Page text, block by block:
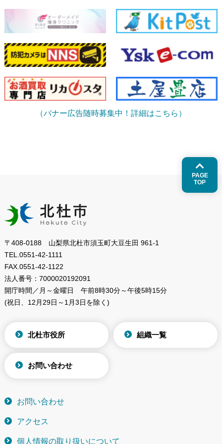
（バナー広告随時募集中！詳細はこちら）
PAGE
TOP
〒408-0188 山梨県北杜市須玉町大豆生田 961-1
TEL. 0551-42-1111
FAX. 0551-42-1122
法人番号： 7000020192091
開庁時間／月～金曜日
午前8時30分～午後5時15分
(祝日、12月29日～1月3日を除く)
北杜市役所 組織一覧
お問い合わせ
お問い合わせ
アクセス
個人情報の取り扱いについて